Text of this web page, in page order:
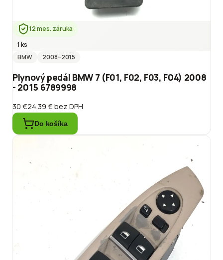
12 mes. záruka
1 ks
BMW
2008–2015
Plynový pedál BMW 7 (F01, F02, F03, F04) 2008
- 2015 6789998
30 €24.39 €bez DPH
Do košíka